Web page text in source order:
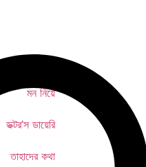
মন নিয়ে
ডক্টর’স ডায়েরি
তাহাদের কথা